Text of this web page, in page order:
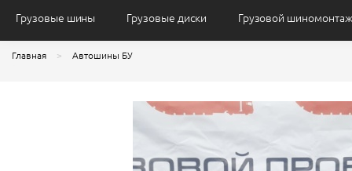
Грузовые шины Грузовые диски Грузовой шиномонтаж
Главная Автошины БУ